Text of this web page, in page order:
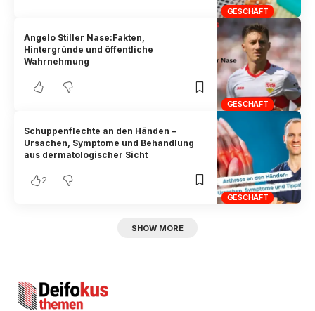
GESCHÄFT
GESCHÄFT
Angelo Stiller Nase:Fakten,
Hintergründe und öffentliche
Wahrnehmung
GESCHÄFT
Schuppenflechte an den Händen –
Ursachen, Symptome und Behandlung
aus dermatologischer Sicht
2
SHOW MORE